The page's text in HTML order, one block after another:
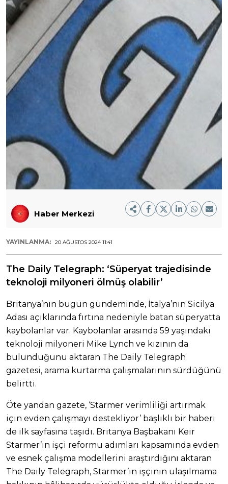
Haber Merkezi
YAYINLANMA: 20 AĞUSTOS 2024 11:41
The Daily Telegraph: ‘Süperyat trajedisinde
teknoloji milyoneri ölmüş olabilir’
Britanya’nın bugün gündeminde, İtalya’nın Sicilya
Adası açıklarında fırtına nedeniyle batan süperyatta
kaybolanlar var. Kaybolanlar arasında 59 yaşındaki
teknoloji milyoneri Mike Lynch ve kızının da
bulunduğunu aktaran The Daily Telegraph
gazetesi, arama kurtarma çalışmalarının sürdüğünü
belirtti.
Öte yandan gazete, ‘Starmer verimliliği artırmak
için evden çalışmayı destekliyor’ başlıklı bir haberi
de ilk sayfasına taşıdı. Britanya Başbakanı Keir
Starmer’ın işçi reformu adımları kapsamında evden
ve esnek çalışma modellerini araştırdığını aktaran
The Daily Telegraph, Starmer’ın işçinin ulaşılmama